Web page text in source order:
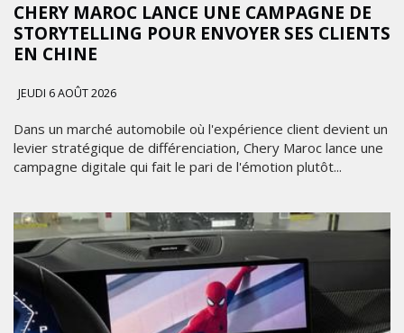
CHERY MAROC LANCE UNE CAMPAGNE DE
STORYTELLING POUR ENVOYER SES CLIENTS
EN CHINE
JEUDI 6 AOÛT 2026
Dans un marché automobile où l'expérience client devient un
levier stratégique de différenciation, Chery Maroc lance une
campagne digitale qui fait le pari de l'émotion plutôt...